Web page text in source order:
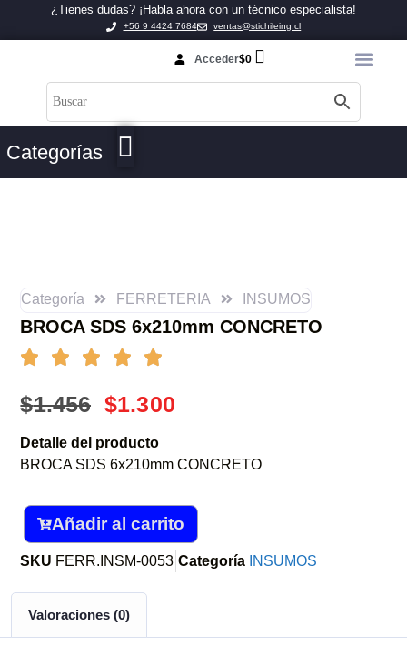
¿Tienes dudas? ¡Habla ahora con un técnico especialista!
+56 9 4424 7684 ventas@stichileing.cl
Acceder$0
Categorías
Categoría FERRETERIA INSUMOS
BROCA SDS 6x210mm CONCRETO
$1.456 $1.300
Detalle del producto
BROCA SDS 6x210mm CONCRETO
Añadir al carrito
SKU FERR.INSM-0053 Categoría INSUMOS
Valoraciones (0)